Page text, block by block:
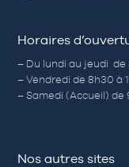
Horaires
– Du lundi au jeudi de
– Vendredi de 8h30 à
– Samedi (Accueil) de
Nos autres sites